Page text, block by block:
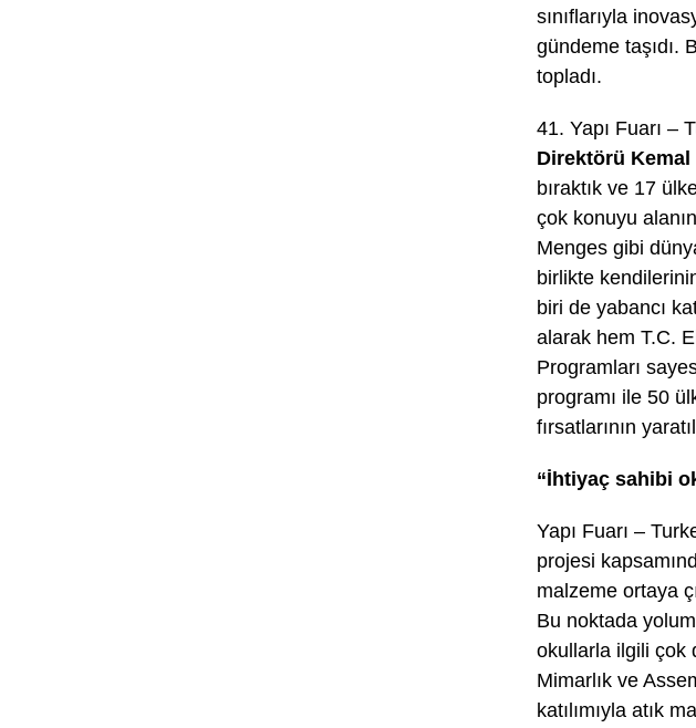
sınıflarıyla
gündeme taşıdı.
topladı.
41. Yapı Fuarı –
Direktörü Kemal
bıraktık ve 17
çok konuyu
Menges gibi
birlikte
biri de yabancı
alarak hem T.C.
Programları
programı ile 50
fırsatlarının
“İhtiyaç sahibi
Yapı Fuarı –
projesi
malzeme ortaya
Bu noktada
okullarla ilgili çok
Mimarlık ve
katılımıyla atık